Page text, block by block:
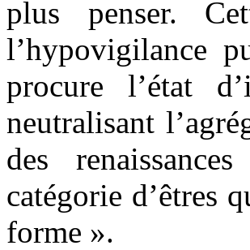
plus penser.
l’hypovigilance
procure l’état
neutralisant
des
catégorie d’êtres
forme ».